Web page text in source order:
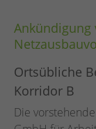
Ortsübliche
Korridor B
Die